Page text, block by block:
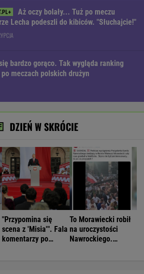
Aż oczy bolały... Tuż po meczu
Lecha podeszli do kibiców. "Słuchajcie!"
bardzo gorąco. Tak wygląda ranking
po meczach polskich drużyn
DZIEŃ W SKRÓCIE
"Przypomina się
scena z 'Misia'". Fala
komentarzy po
To Morawiecki robił
na uroczystości
Nawrockiego.